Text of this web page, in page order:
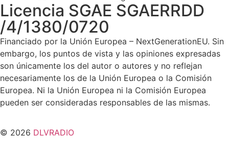
Licencia SGAE SGAERRDD
/4/1380/0720
Financiado por la Unión Europea – NextGenerationEU. Sin
embargo, los puntos de vista y las opiniones expresadas
son únicamente los del autor o autores y no reflejan
necesariamente los de la Unión Europea o la Comisión
Europea. Ni la Unión Europea ni la Comisión Europea
pueden ser consideradas responsables de las mismas.
© 2026 DLVRADIO